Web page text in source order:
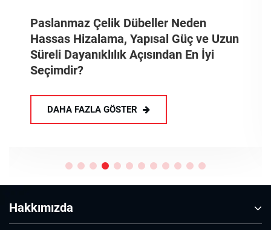
Paslanmaz Çelik Dübeller Neden
Hassas Hizalama, Yapısal Güç ve Uzun
Süreli Dayanıklılık Açısından En İyi
Seçimdir?
DAHA FAZLA GÖSTER
Hakkımızda